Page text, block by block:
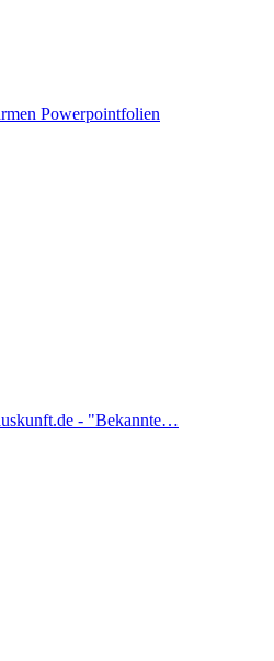
Powerpointfolien
- "Bekannte…